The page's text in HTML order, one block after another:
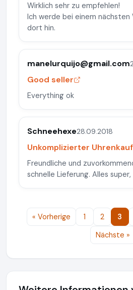
Wirklich sehr zu empfehlen!
Ich werde bei einem nächsten
dort hin.
manelurquijo@gmail.com
Good seller
Everything ok
Schneehexe28.09.2018
Unkomplizierter Uhrenkauf
Freundliche und
schnelle Lieferung. Alles
« Vorherige 1 2 3
Nächste »